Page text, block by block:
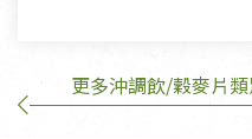
訂購手抄稿退貨需知：
更多沖調飲/穀麥片